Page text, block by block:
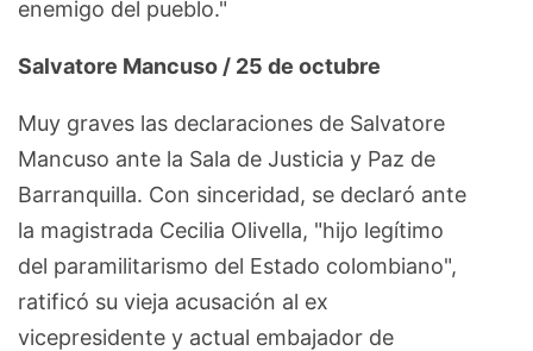
enemigo del pueblo."
Salvatore Mancuso / 25 de octubre
Muy graves las declaraciones de Salvatore
Mancuso ante la Sala de Justicia y Paz de
Barranquilla. Con sinceridad, se declaró ante
la magistrada Cecilia Olivella, "hijo legítimo
del paramilitarismo del Estado colombiano",
ratificó su vieja acusación al ex
vicepresidente y actual embajador de